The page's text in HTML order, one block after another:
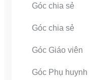
Góc chia sẻ
Góc chia sẻ
Góc Giáo viên
Góc Phụ huynh